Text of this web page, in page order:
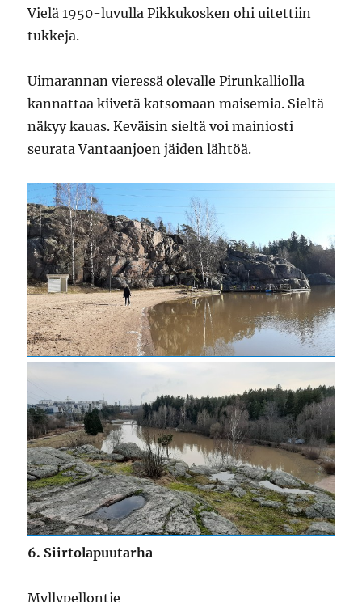
Vielä 1950-luvulla Pikkukosken ohi uitettiin
tukkeja.
Uimarannan vieressä olevalle Pirunkalliolla
kannattaa kiivetä katsomaan maisemia. Sieltä
näkyy kauas. Keväisin sieltä voi mainiosti
seurata Vantaanjoen jäiden lähtöä.
6. Siirtolapuutarha
Myllypellontie